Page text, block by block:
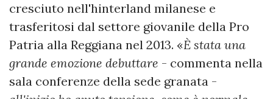
cresciuto nell'hinterland milanese e
trasferitosi dal settore giovanile della Pro
Patria alla Reggiana nel 2013. «È stata una
grande emozione debuttare - commenta nella
sala conferenze della sede granata -